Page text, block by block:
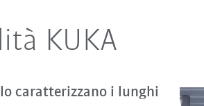
KUKA
lo caratterizzano i lunghi